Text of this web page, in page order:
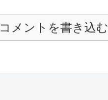
コメントを書き込む